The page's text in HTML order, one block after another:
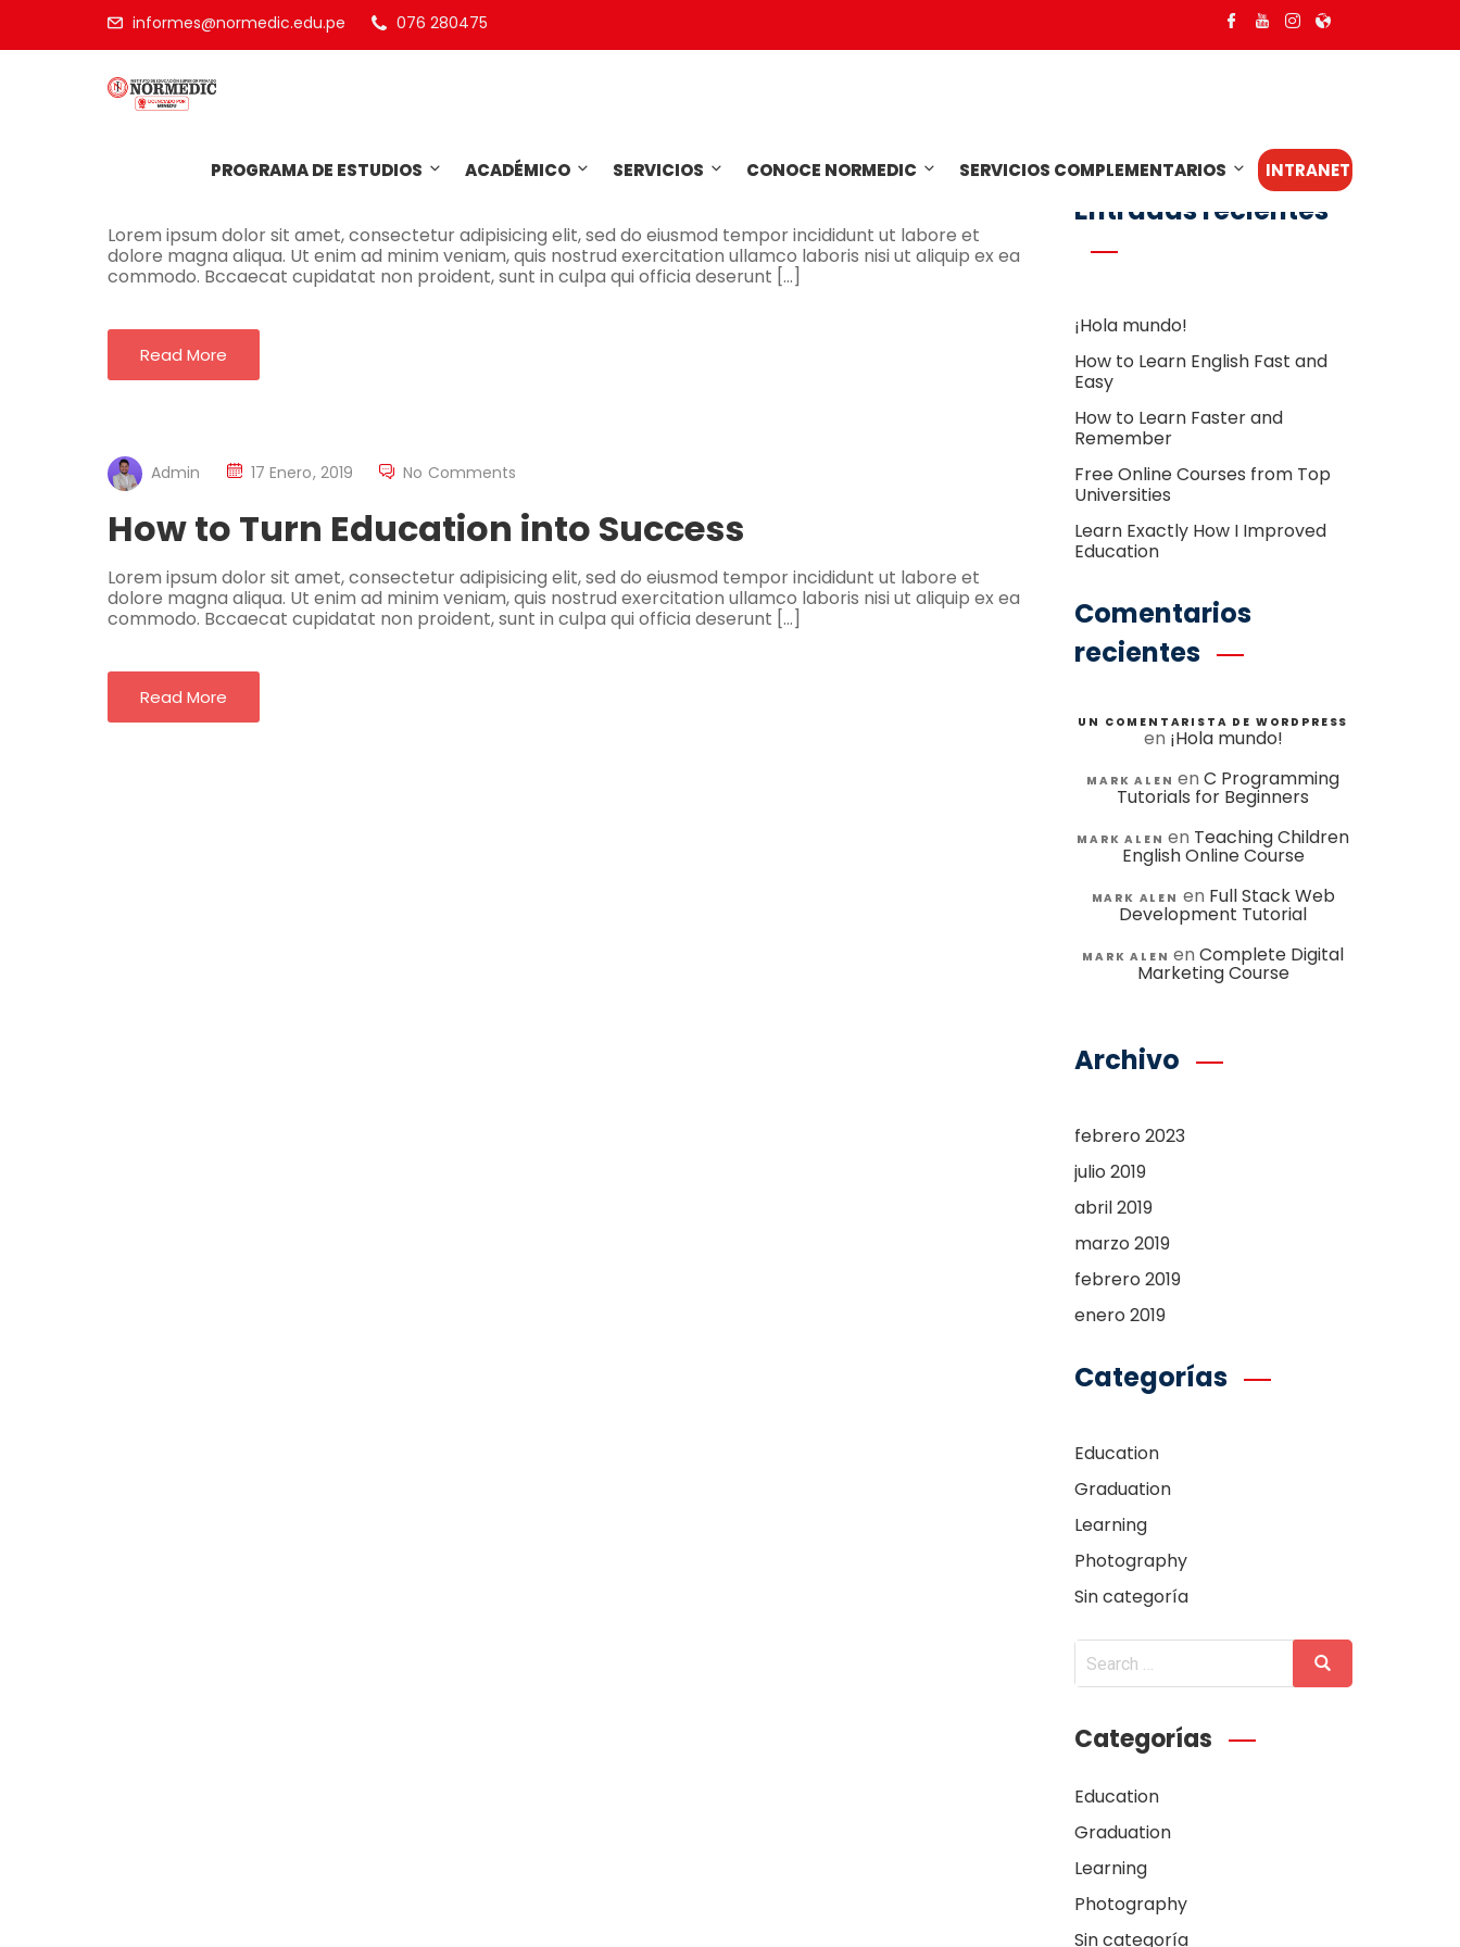
informes@normedic.edu.pe 076 280475
PROGRAMA DE ESTUDIOS ACADÉMICO SERVICIOS CONOCE NORMEDIC SERVICIOS COMPLEMENTARIOS INTRANET
What You Should Have Asked Your Teachers
Lorem ipsum dolor sit amet, consectetur adipisicing elit, sed do eiusmod tempor incididunt ut labore et
dolore magna aliqua. Ut enim ad minim veniam, quis nostrud exercitation ullamco laboris nisi ut aliquip ex ea
commodo. Bccaecat cupidatat non proident, sunt in culpa qui officia deserunt […]
Read More
Admin 17 Enero, 2019 No Comments
How to Turn Education into Success
Lorem ipsum dolor sit amet, consectetur adipisicing elit, sed do eiusmod tempor incididunt ut labore et
dolore magna aliqua. Ut enim ad minim veniam, quis nostrud exercitation ullamco laboris nisi ut aliquip ex ea
commodo. Bccaecat cupidatat non proident, sunt in culpa qui officia deserunt […]
Read More
Entradas recientes
¡Hola mundo!
How to Learn English Fast and
Easy
How to Learn Faster and
Remember
Free Online Courses from Top
Universities
Learn Exactly How I Improved
Education
Comentarios
recientes
UN COMENTARISTA DE WORDPRESS
en ¡Hola mundo!
MARK ALEN enC Programming
Tutorials for Beginners
MARK ALEN en Teaching Children
English Online Course
MARK ALEN en Full Stack Web
Development Tutorial
MARK ALEN enComplete Digital
Marketing Course
Archivo
febrero 2023
julio 2019
abril 2019
marzo 2019
febrero 2019
enero 2019
Categorías
Education
Graduation
Learning
Photography
Sin categoría
Categorías
Education
Graduation
Learning
Photography
Sin categoría